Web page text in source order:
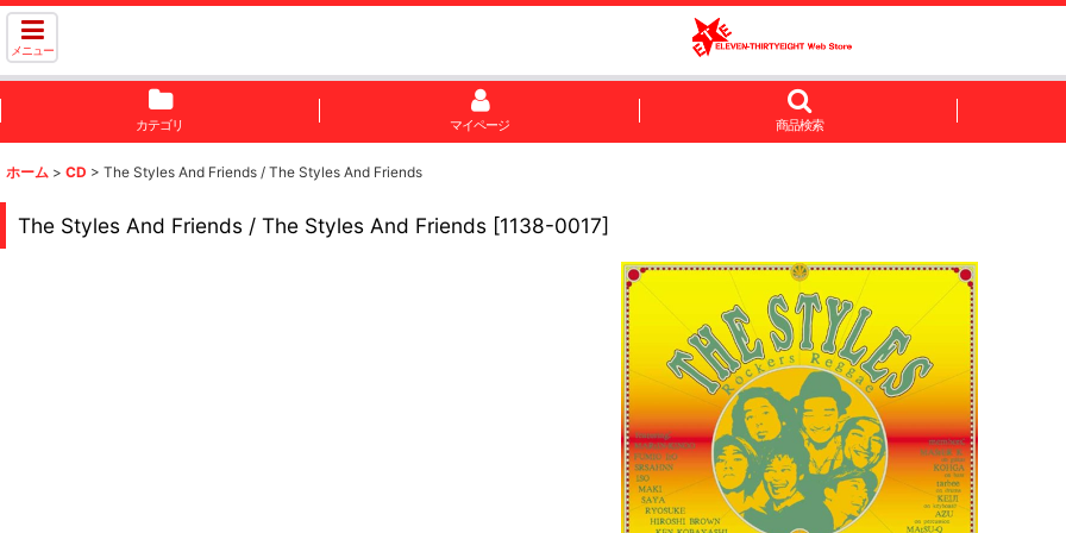
メニュー
カテゴリ マイページ 商品検索
ホーム > CD > The Styles And Friends / The Styles And Friends
The Styles And Friends / The Styles And Friends [1138-0017]